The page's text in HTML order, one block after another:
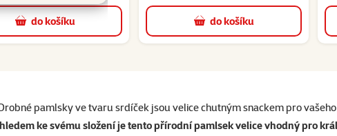
do košíku do košíku
pamlsky ve tvaru srdíček jsou velice chutným snackem pro
ke svému složení je tento přírodní pamlsek velice vhodný pro